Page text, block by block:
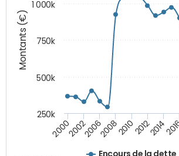
Montants (€)
Encours de la dette
2000200220062008201020122014
250k
500k
750k
1 000k